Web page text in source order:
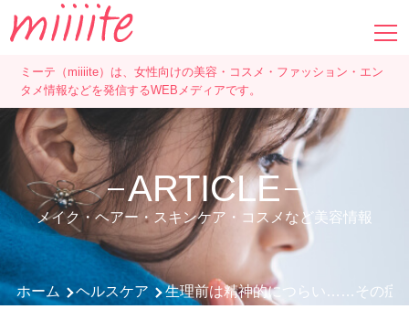
ミーテ（miiiite）は、女性向けの美容・コスメ・ファッション・エン
タメ情報などを発信するWEBメディアです。
ARTICLE
メイク・ヘアー・スキンケア・コスメなど美容情報
ホーム ヘルスケア 生理前は精神的につらい……その症